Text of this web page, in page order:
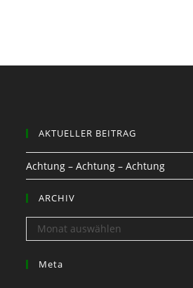
AKTUELLER BEITRAG
Achtung – Achtung – Achtung
ARCHIV
ARCHIV
Monat auswählen
Meta